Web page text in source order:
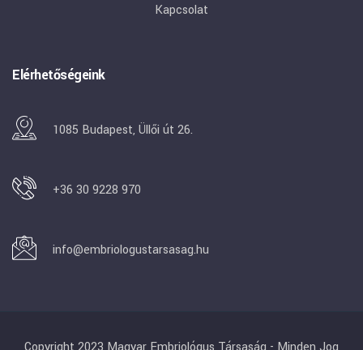
Kapcsolat
Elérhetőségeink
1085 Budapest, Üllői út 26.
+36 30 9228 970
info@embriologustarsasag.hu